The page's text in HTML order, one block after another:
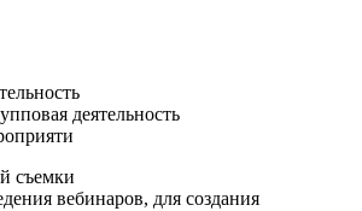
деятельность
съемки
вебинаров, для создания